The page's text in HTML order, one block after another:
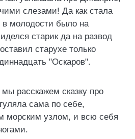
слезами! Да как стала
в молодости было на
старик да на развод
старухе только
"Оскаров".
расскажем сказку про
сама по себе,
морским узлом, и всю себя